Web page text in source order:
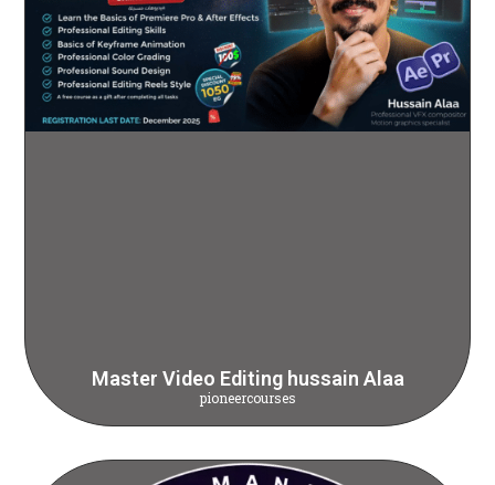
Master Video Editing hussain Alaa
pioneercourses